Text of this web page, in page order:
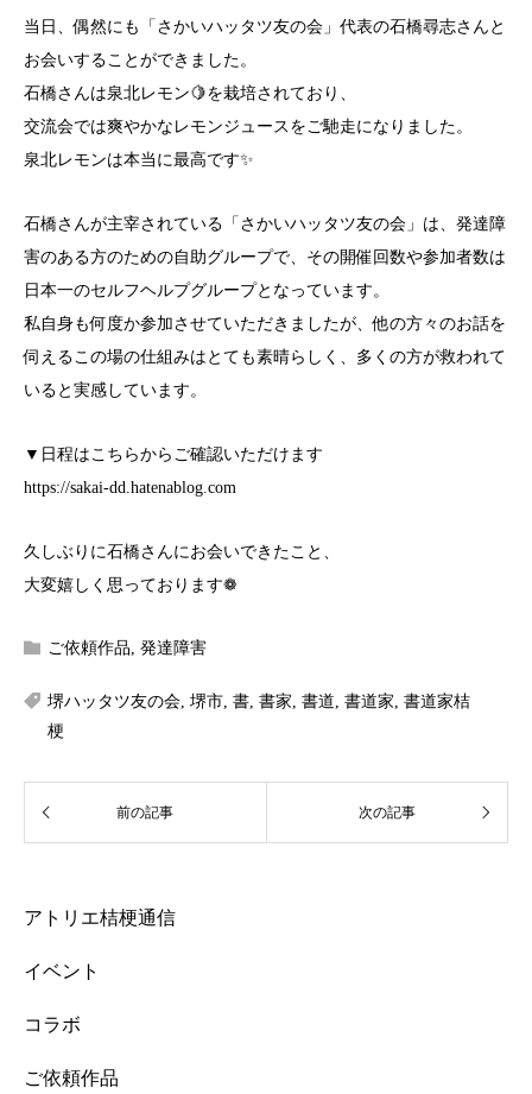
当日、偶然にも「さかいハッタツ友の会」代表の石橋尋志さんと
お会いすることができました。
石橋さんは泉北レモン🍋を栽培されており、
交流会では爽やかなレモンジュースをご馳走になりました。
泉北レモンは本当に最高です✨
石橋さんが主宰されている「さかいハッタツ友の会」は、発達障
害のある方のための自助グループで、その開催回数や参加者数は
日本一のセルフヘルプグループとなっています。
私自身も何度か参加させていただきましたが、他の方々のお話を
伺えるこの場の仕組みはとても素晴らしく、多くの方が救われて
いると実感しています。
▼日程はこちらからご確認いただけます
https://sakai-dd.hatenablog.com
久しぶりに石橋さんにお会いできたこと、
大変嬉しく思っております❁︎
ご依頼作品 発達障害
堺ハッタツ友の会 堺市 書 書家 書道 書道家 書道家桔
梗
アトリエ桔梗通信
イベント
コラボ
ご依頼作品